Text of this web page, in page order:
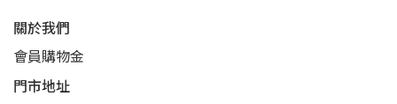
關於我們
會員購物金
門市地址